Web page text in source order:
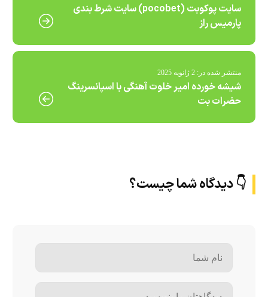
سایت پوکوبت (pocobet) سایت شرط بندی
پارمیس راز
منتشر شده در: 2 ژانویه 2025
شیشه خورده امیر خلوت آهنگی با اسپانسرینگ
حضرات بت
👇 دیدگاه شما چیست؟